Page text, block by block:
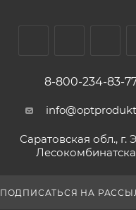
8-800-234-83-
Саратовская обл., г.
ПОДПИСАТЬСЯ НА